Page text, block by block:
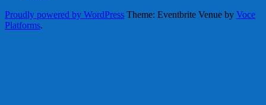
Proudly powered by WordPress Theme: Eventbrite Venue by Voce
Platforms.